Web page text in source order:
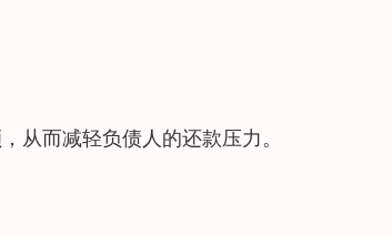
从而减轻负债人的还款压力。